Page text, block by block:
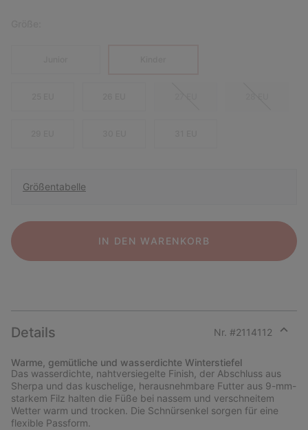
Größentabelle
IN DEN WARENKORB
Details Nr. #2114112
section
Warme, gemütliche und wasserdichte Winterstiefel
Das wasserdichte, nahtversiegelte Finish, der Abschluss aus
Sherpa und das kuschelige, herausnehmbare Futter aus 9-mm-
starkem Filz halten die Füße bei nassem und verschneitem
Wetter warm und trocken. Die Schnürsenkel sorgen für eine
flexible Passform.